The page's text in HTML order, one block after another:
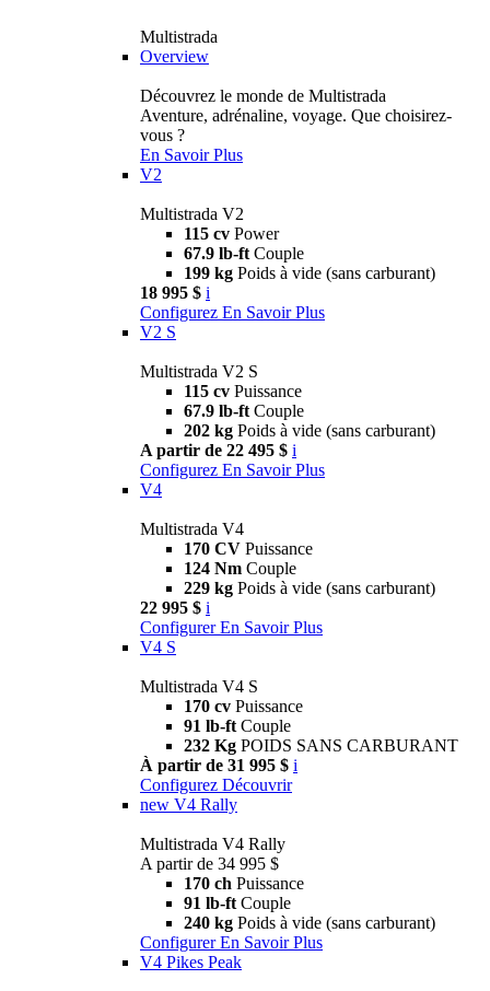
Multistrada
Overview
Découvrez le monde de Multistrada
Aventure, adrénaline, voyage. Que choisirez-
vous ?
En Savoir Plus
V2
Multistrada V2
115 cv Power
67.9 lb-ft Couple
199 kg Poids à vide (sans carburant)
18 995 $ i
Configurez En Savoir Plus
V2 S
Multistrada V2 S
115 cv Puissance
67.9 lb-ft Couple
202 kg Poids à vide (sans carburant)
A partir de 22 495 $ i
Configurez En Savoir Plus
V4
Multistrada V4
170 CV Puissance
124 Nm Couple
229 kg Poids à vide (sans carburant)
22 995 $ i
Configurer En Savoir Plus
V4 S
Multistrada V4 S
170 cv Puissance
91 lb-ft Couple
232 Kg POIDS SANS CARBURANT
À partir de 31 995 $ i
Configurez Découvrir
new V4 Rally
Multistrada V4 Rally
A partir de 34 995 $
170 ch Puissance
91 lb-ft Couple
240 kg Poids à vide (sans carburant)
Configurer En Savoir Plus
V4 Pikes Peak